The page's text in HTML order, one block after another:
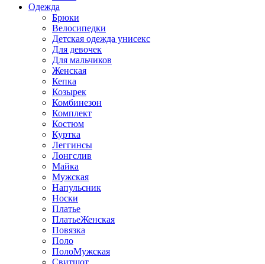
Одежда
Брюки
Велосипедки
Детская одежда унисекс
Для девочек
Для мальчиков
Женская
Кепка
Козырек
Комбинезон
Комплект
Костюм
Куртка
Леггинсы
Лонгслив
Майка
Мужская
Напульсник
Носки
Платье
ПлатьеЖенская
Повязка
Поло
ПолоМужская
Свитшот